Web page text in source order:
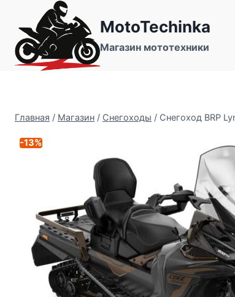
содержимому
MotoTechinka
Магазин мототехники
Главная / Магазин / Снегоходы / Снегоход BRP
-13%